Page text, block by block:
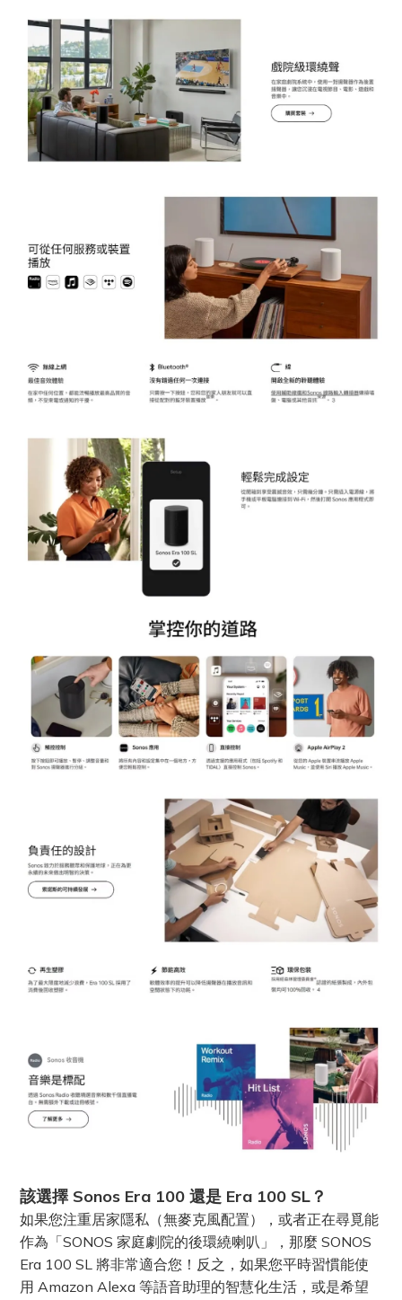
該選擇 Sonos Era 100 還是 Era 100 SL？
如果您注重居家隱私（無麥克風配置），或者正在尋覓能
作為「SONOS 家庭劇院的後環繞喇叭」，那麼 SONOS
Era 100 SL 將非常適合您！反之，如果您平時習慣能使
用 Amazon Alexa 等語音助理的智慧化生活，或是希望